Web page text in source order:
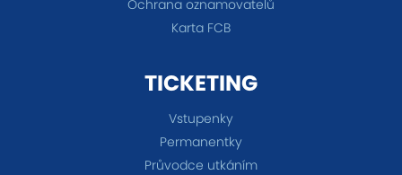
Ochrana oznamovatelů
Karta FCB
TICKETING
Vstupenky
Permanentky
Průvodce utkáním